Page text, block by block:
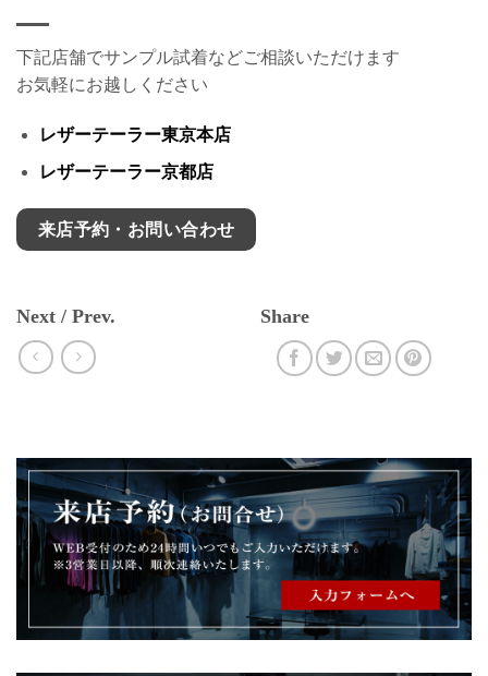
下記店舗でサンプル試着などご相談いただけます
お気軽にお越しください
レザーテーラー東京本店
レザーテーラー京都店
来店予約・お問い合わせ
Next / Prev. Share